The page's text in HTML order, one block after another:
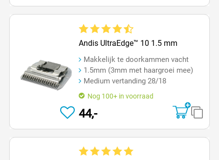
Andis UltraEdge™ 10 1.5 mm
Makkelijk te doorkammen vacht
1.5mm (3mm met haargroei mee)
Medium vertanding 28/18
Nog 100+ in voorraad
44,-